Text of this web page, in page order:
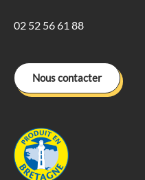
02 52 56 61 88
Nous contacter